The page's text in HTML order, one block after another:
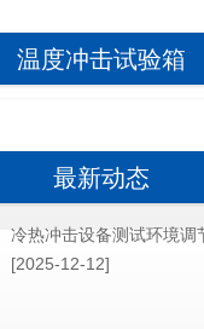
温度冲击试验箱
最新动态
冷热冲击设备测试环境调
[2025-12-12]